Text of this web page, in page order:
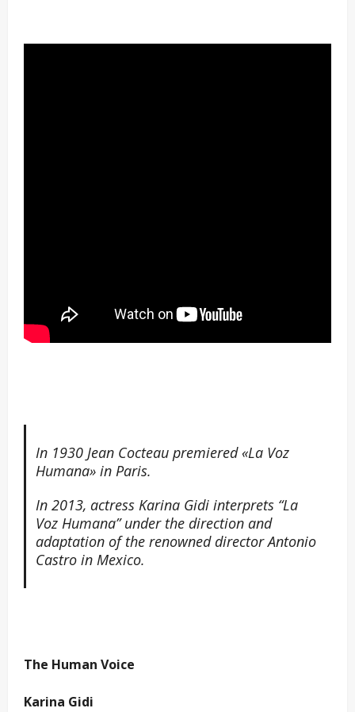
In 1930 Jean Cocteau premiered «La Voz
Humana» in Paris.
In 2013, actress Karina Gidi interprets “La
Voz Humana” under the direction and
adaptation of the renowned director Antonio
Castro in Mexico.
The Human Voice
Karina Gidi